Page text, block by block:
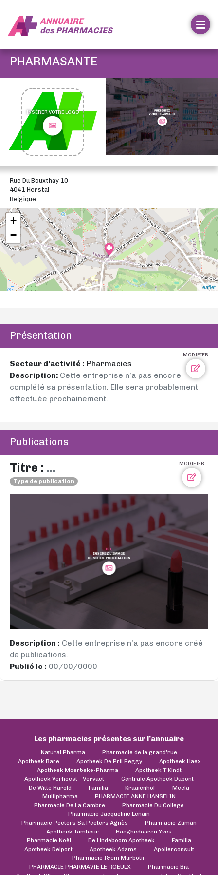
ANNUAIRE
desPHARMACIES
PHARMASANTE
INSÉRER VOTRE LOGO
Rue Du Bouxthay 10
4041 Herstal
Belgique
+
−
Leaflet
Présentation
MODIFIER
Secteur d’activité : Pharmacies
Description: Cette entreprise n’a pas encore
complété sa présentation. Elle sera probablement
effectuée prochainement.
Publications
MODIFIER
Titre : ...
Type de publication
Description : Cette entreprise n’a pas encore créé
de publications.
Publié le : 00/00/0000
Les pharmacies présentes sur l’annuaire
Natural Pharma
Pharmacie de la grand'rue
Apotheek Bare
Apotheek De Pril Peggy
Apotheek Haex
Apotheek Moerbeke-Pharma
Apotheek T'Kindt
Apotheek Verhoest - Vervaet
Centrale Apotheek Dupont
De Witte Harold
Familia Kraaienhof
Mecla
Multipharma
PHARMACIE ANNE HANSELIN
Pharmacie De La Cambre
Pharmacie Du College
Pharmacie Jacqueline Lenain
Pharmacie Peeters Sa Peeters Agnès
Pharmacie Zaman
Apotheek Tambeur
Haeghedooren Yves
Pharmacie Noël
De Lindeboom Apotheek
Familia
Apotheek Delport
Apotheek Adams
Apolierconsult
Pharmacie I&cm Marbotin
PHARMACIE PHARMAVIE LE ROEULX
Pharmacie Bia